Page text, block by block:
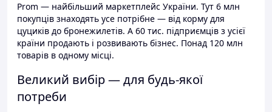
Prom — найбільший маркетплейс України. Тут 6 млн
покупців знаходять усе потрібне — від корму для
цуциків до бронежилетів. А 60 тис. підприємців з усієї
країни продають і розвивають бізнес. Понад 120 млн
товарів в одному місці.
Великий вибір — для будь-якої
потреби